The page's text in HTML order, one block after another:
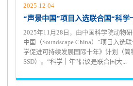
2025-12-04
“声景中国”项目入选联合国“科学
2025年11月28日，由中国科学院动物
中国（Soundscape China）”项目入选
学促进可持续发展国际十年》计划（简
SSD）。“科学十年”倡议是联合国大...